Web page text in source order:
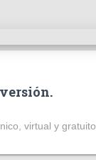
virtual y gratuito.